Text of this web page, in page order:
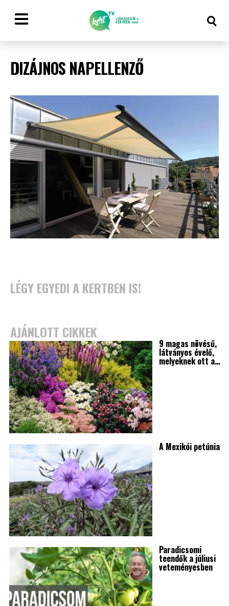
DIZÁJNOS NAPELLENZŐ
LÉGY EGYEDI A KERTBEN IS!
AJÁNLOTT CIKKEK
9 magas növésű,
látványos évelő,
melyeknek ott a…
A Mexikói petúnia
Paradicsomi
teendők a júliusi
veteményesben